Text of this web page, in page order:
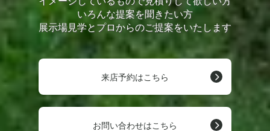
いろんな提案を聞きたい方
展示場見学とプロからのご提案をいたします
来店予約はこちら
お問い合わせはこちら